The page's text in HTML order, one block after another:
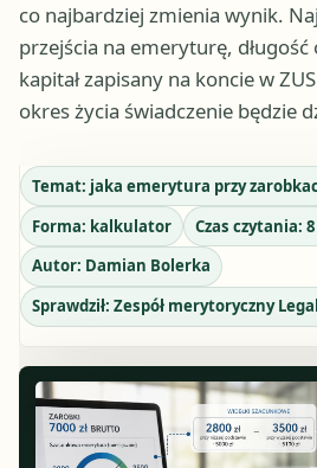
co najbardziej zmienia wynik.
przejścia na emeryturę, długość
kapitał zapisany na koncie w
okres życia świadczenie będzie
Temat: jaka emerytura przy
Forma: kalkulator Czas czytania: 8
Autor: Damian Bolerka
Sprawdził: Zespół merytoryczny